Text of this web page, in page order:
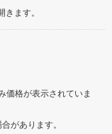
ます。
価格が表示されていま
があります。